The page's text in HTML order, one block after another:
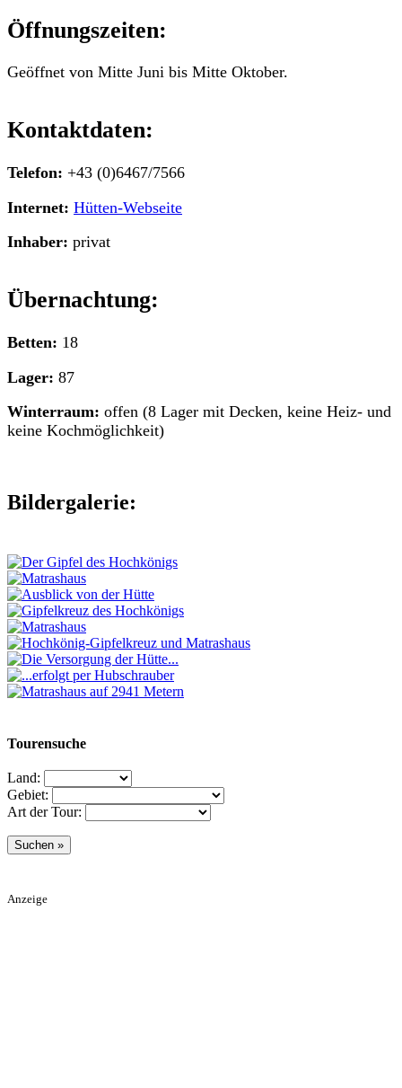
Öffnungszeiten:
Geöffnet von Mitte Juni bis Mitte Oktober.
Kontaktdaten:
Telefon: +43 (0)6467/7566
Internet: Hütten-Webseite
Inhaber: privat
Übernachtung:
Betten: 18
Lager: 87
Winterraum: offen (8 Lager mit Decken, keine Heiz- und
keine Kochmöglichkeit)
Bildergalerie:
Tourensuche
Land:
Gebiet:
Art der Tour:
Anzeige